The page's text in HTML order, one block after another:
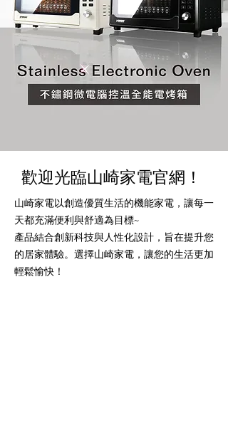
歡迎光臨山崎家電官網！
​山崎家電以創造優質生活的機能家電，讓每一
天都充滿便利與舒適為目標~
產品結合創新科技與人性化設計，旨在提升您
的居家體驗。選擇山崎家電，讓您的生活更加
輕鬆愉快！